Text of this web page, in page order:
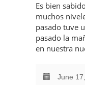
Es bien
muchos
pasado tuve
pasado la
en nuestra
June